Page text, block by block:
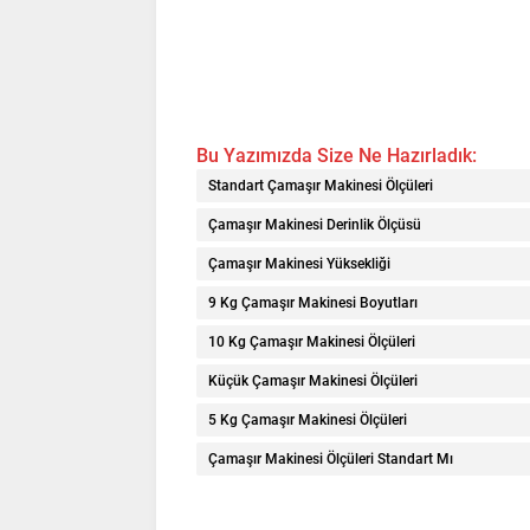
Bu Yazımızda Size Ne Hazırladık:
Standart Çamaşır Makinesi Ölçüleri
Çamaşır Makinesi Derinlik Ölçüsü
Çamaşır Makinesi Yüksekliği
9 Kg Çamaşır Makinesi Boyutları
10 Kg Çamaşır Makinesi Ölçüleri
Küçük Çamaşır Makinesi Ölçüleri
5 Kg Çamaşır Makinesi Ölçüleri
Çamaşır Makinesi Ölçüleri Standart Mı